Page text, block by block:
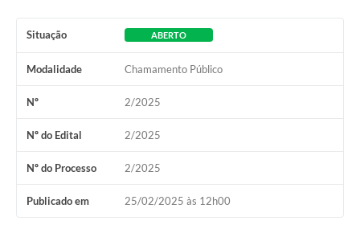
Patrimônio Cultural
Agenda Oficial
Terceiro Setor
Turismo Geral
Meio ambiente
Carta de Serviços
Situação ABERTO
Modalidade Chamamento Público
Nº 2/2025
Nº do Edital 2/2025
Nº do Processo 2/2025
Publicado em 25/02/2025 às 12h00